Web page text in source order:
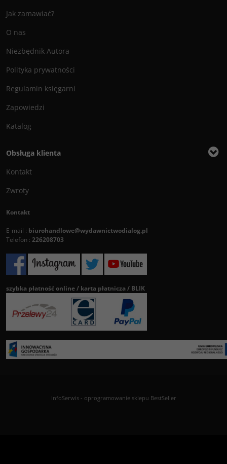
Jak zamawiać?
O nas
Niezbędnik Autora
Polityka prywatności
Regulamin księgarni
Zapowiedzi
Katalog
Obsługa klienta
Kontakt
Zwroty
Kontakt
E-mail : biurohandlowe@wydawnictwodialog.pl
Telefon : 226208703
szybka płatność online / karta płatnicza / BLIK
InfoSerwis- oprogramowanie sklepu BestSeller